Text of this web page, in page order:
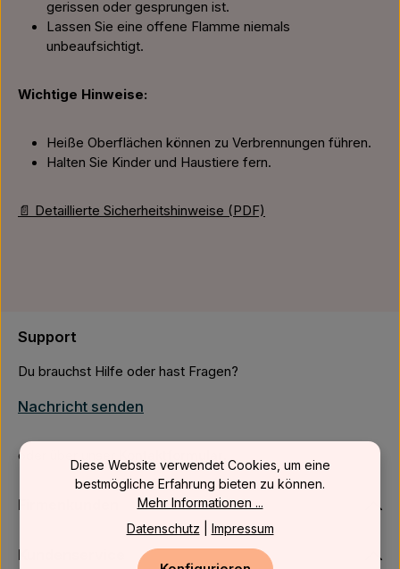
gerissen oder gesprungen ist.
Lassen Sie eine offene Flamme niemals
unbeaufsichtigt.
Wichtige Hinweise:
Heiße Oberflächen können zu Verbrennungen führen.
Halten Sie Kinder und Haustiere fern.
📄 Detaillierte Sicherheitshinweise (PDF)
Support
Du brauchst Hilfe oder hast Fragen?
Nachricht senden
oder über unser
Firmenkunden
Kundenservice
Diese Website verwendet Cookies, um eine
bestmögliche Erfahrung bieten zu können.
Mehr Informationen ...
Datenschutz
Impressum